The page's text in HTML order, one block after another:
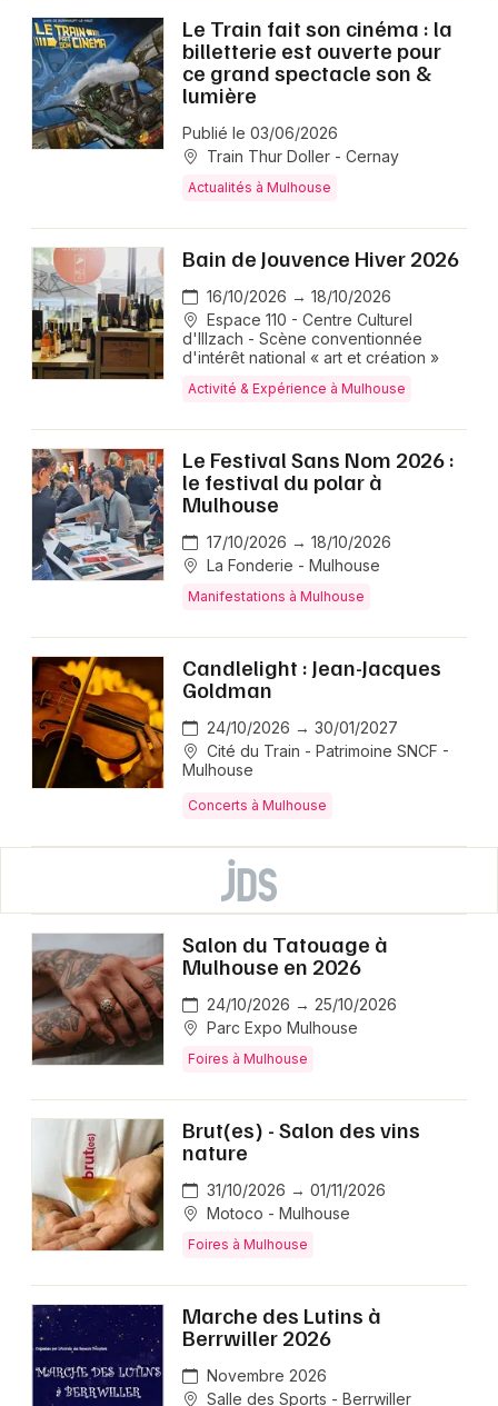
Le Train fait son cinéma : la
billetterie est ouverte pour
ce grand spectacle son &
lumière
Publié le 03/06/2026
Train Thur Doller - Cernay
Actualités à Mulhouse
Bain de Jouvence Hiver 2026
16/10/2026 → 18/10/2026
Espace 110 - Centre Culturel
d'Illzach - Scène conventionnée
d'intérêt national « art et création »
Activité & Expérience à Mulhouse
Le Festival Sans Nom 2026 :
le festival du polar à
Mulhouse
17/10/2026 → 18/10/2026
La Fonderie - Mulhouse
Manifestations à Mulhouse
Candlelight : Jean-Jacques
Goldman
24/10/2026 → 30/01/2027
Cité du Train - Patrimoine SNCF -
Mulhouse
Concerts à Mulhouse
Salon du Tatouage à
Mulhouse en 2026
24/10/2026 → 25/10/2026
Parc Expo Mulhouse
Foires à Mulhouse
Brut(es) - Salon des vins
nature
31/10/2026 → 01/11/2026
Motoco - Mulhouse
Foires à Mulhouse
Marche des Lutins à
Berrwiller 2026
Novembre 2026
Salle des Sports - Berrwiller